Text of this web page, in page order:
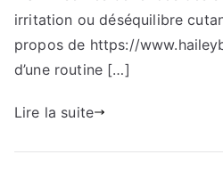
irritation ou déséquilibre
propos de https://
d’une routine […]
Lire la suite